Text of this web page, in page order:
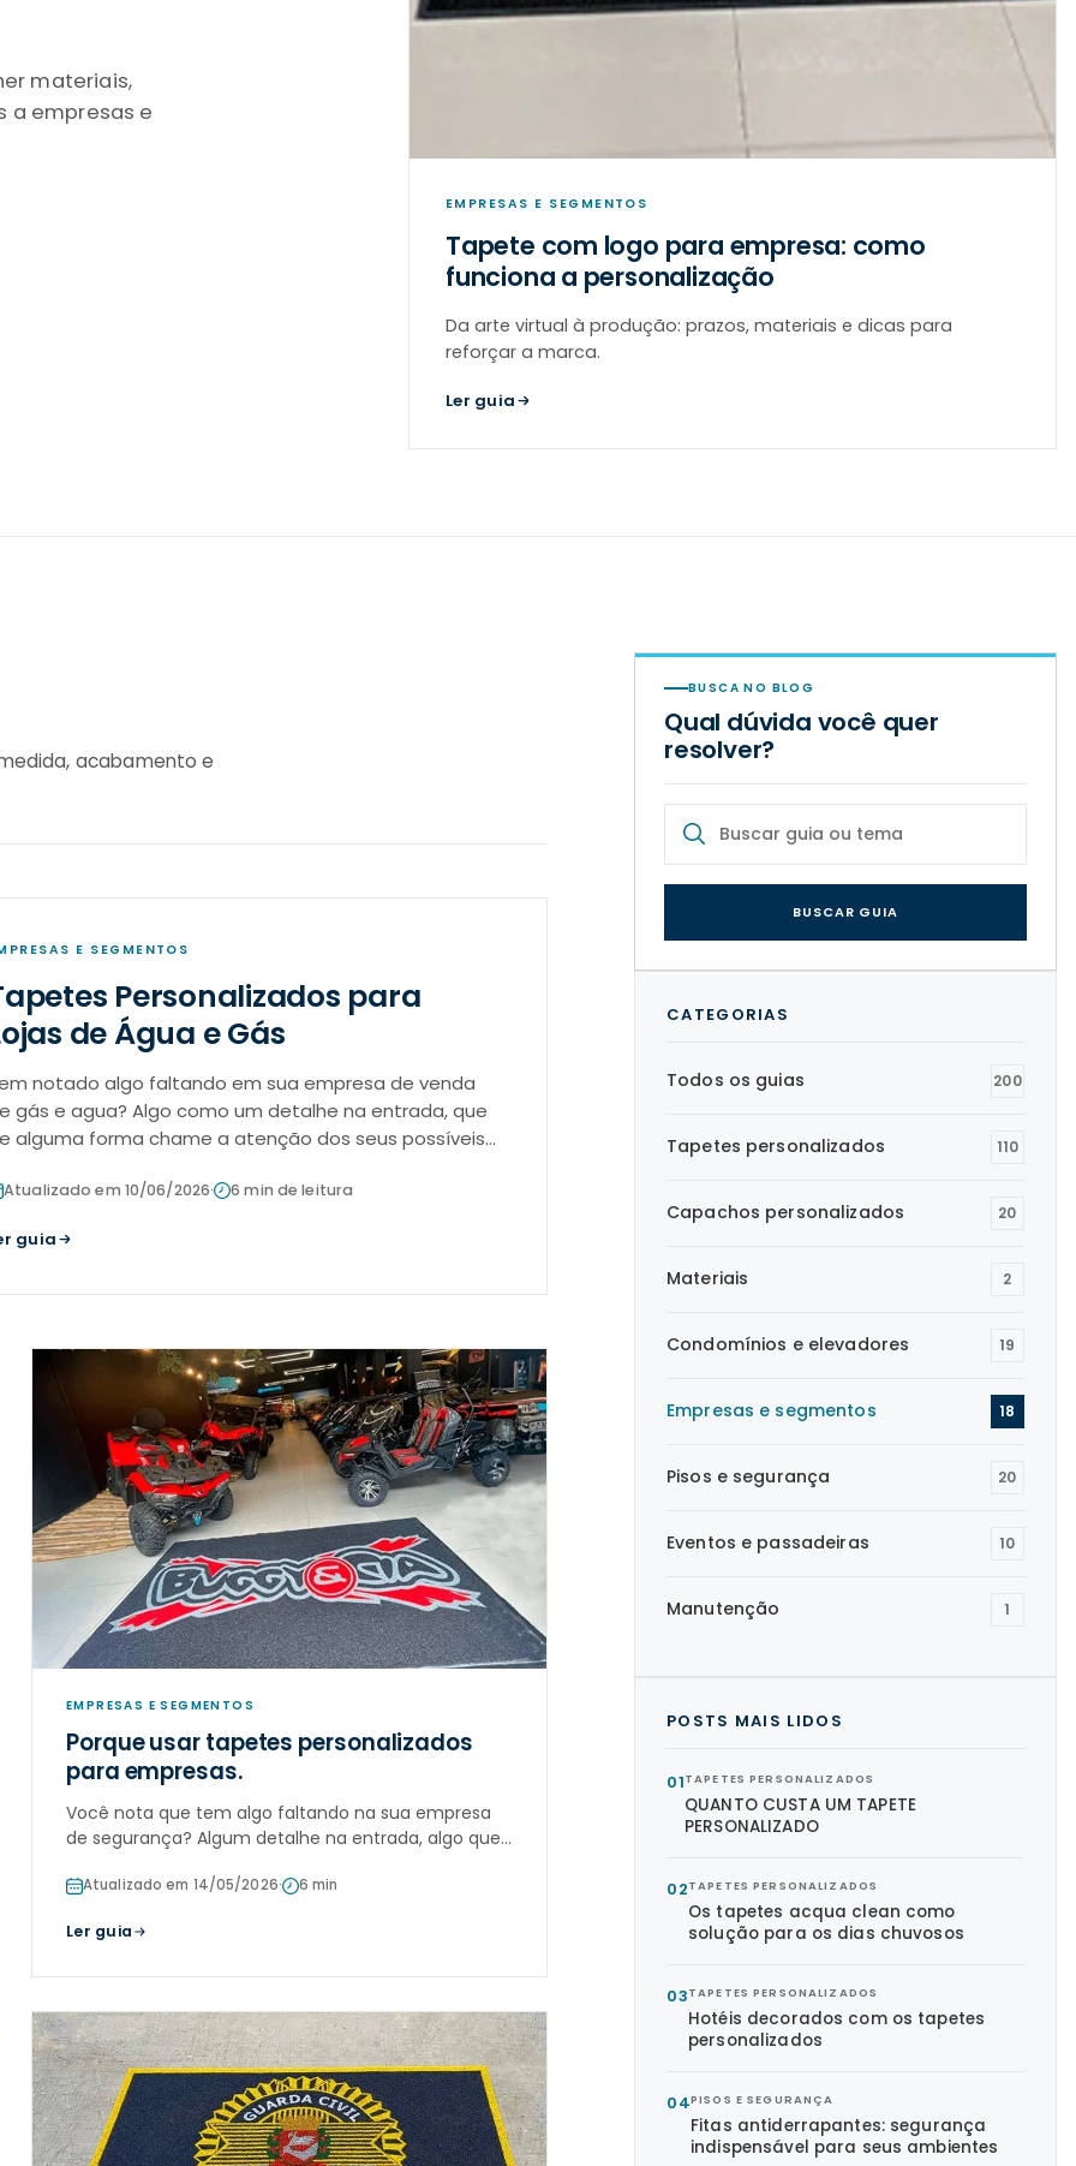
materiais,
a empresas e
EMPRESAS E SEGMENTOS
Tapete com logo para empresa: como
funciona a personalização
Da arte virtual à produção: prazos, materiais e dicas para
reforçar a marca.
Ler guia
acabamento e
E SEGMENTOS
Personalizados para
de Água e Gás
notado algo faltando em sua empresa de venda
gás e agua? Algo como um detalhe na entrada, que
alguma forma chame a atenção dos seus possíveis
Personalizados pa
Atualizado em 10/06/2026· 6 min de leitura
guia
EMPRESAS E SEGMENTOS
Porque usar tapetes personalizados
para empresas.
Você nota que tem algo faltando na sua empresa
de segurança? Algum detalhe na entrada, algo que
Nós podemos te ajudar. Os Tapetes personalizados
Atualizado em 14/05/2026· 6 min
Ler guia
BUSCA NO BLOG
Qual dúvida você quer
resolver?
BUSCAR GUIA
CATEGORIAS
Todos os guias 200
Tapetes personalizados 110
Capachos personalizados 20
Materiais 2
Condomínios e elevadores 19
Empresas e segmentos 18
Pisos e segurança 20
Eventos e passadeiras 10
Manutenção 1
POSTS MAIS LIDOS
01TAPETES PERSONALIZADOS
QUANTO CUSTA UM TAPETE
PERSONALIZADO
02TAPETES PERSONALIZADOS
Os tapetes acqua clean como
solução para os dias chuvosos
03TAPETES PERSONALIZADOS
Hotéis decorados com os tapetes
personalizados
04PISOS E SEGURANÇA
Fitas antiderrapantes: segurança
indispensável para seus ambientes